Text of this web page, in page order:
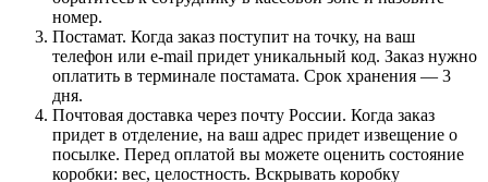
номер.
Постамат. Когда заказ поступит на точку, на ваш
телефон или e-mail придет уникальный код. Заказ нужно
оплатить в терминале постамата. Срок хранения — 3
дня.
Почтовая доставка через почту России. Когда заказ
придет в отделение, на ваш адрес придет извещение о
посылке. Перед оплатой вы можете оценить состояние
коробки: вес, целостность. Вскрывать коробку